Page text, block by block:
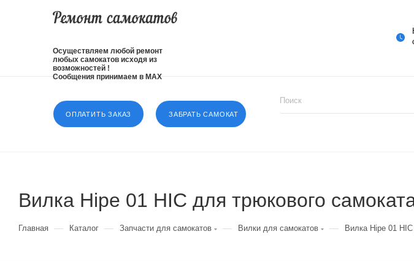
Осуществляем любой ремонт
любых самокатов исходя из
возможностей !
Сообщения принимаем в MAX
ОПЛАТИТЬ ЗАКАЗ ЗАБРАТЬ САМОКАТ
Вилка Hipe 01 HIC для трюкового
Главная — Каталог — Запчасти для самокатов — Вилки для самокатов — Вилка Hipe 01